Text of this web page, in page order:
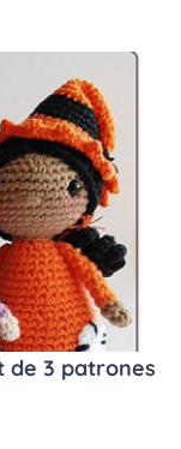
de 3 patrones